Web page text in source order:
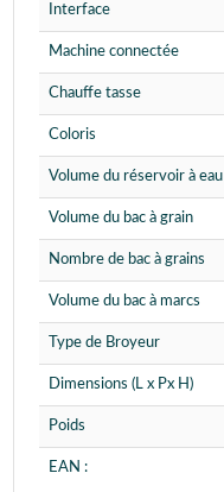
Interface
Machine connectée
Chauffe tasse
Coloris
Volume du réservoir à eau
Volume du bac à grain
Nombre de bac à grains
Volume du bac à marcs
Type de Broyeur
Dimensions (L x Px H)
Poids
EAN :